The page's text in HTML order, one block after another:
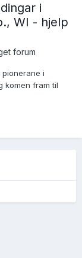
i
WI - hjelp
forum
i
komen fram til
6P89-GV7...